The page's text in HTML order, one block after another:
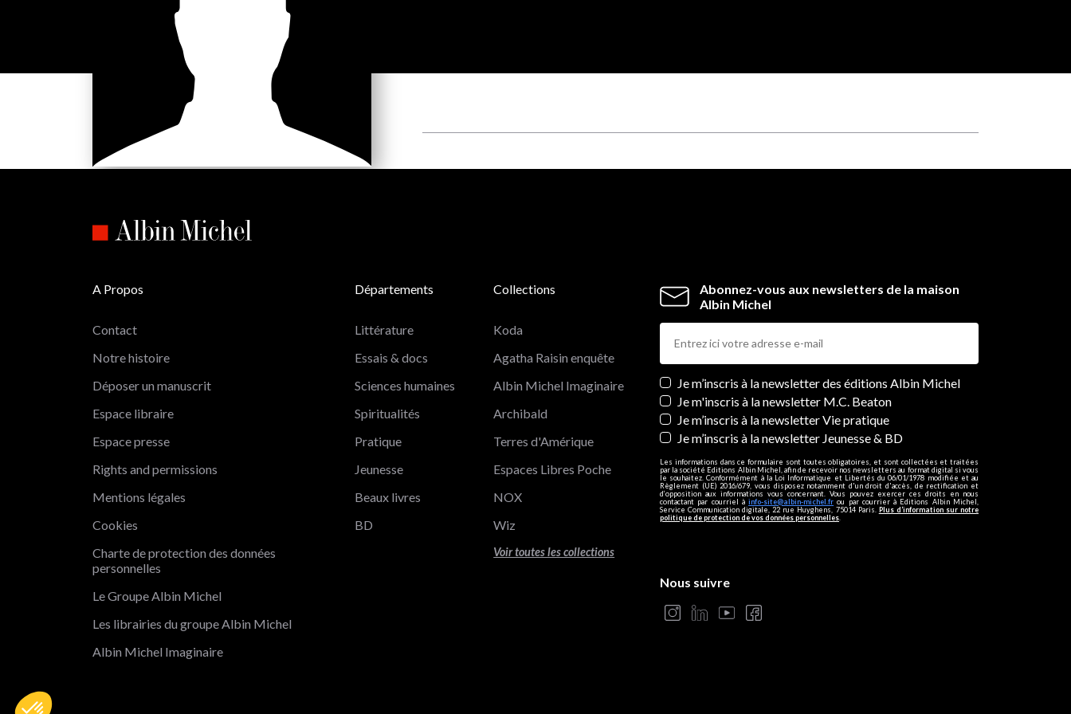
Abonnez-vous aux newsletters de la maison
Albin Michel
Newsletters
Je m’inscris à la newsletter des éditions Albin Michel
Je m'inscris à la newsletter M.C. Beaton
Je m’inscris à la newsletter Vie pratique
Je m’inscris à la newsletter Jeunesse & BD
Les informations dans ce formulaire sont toutes obligatoires, et sont collectées et traitées
par la société Editions Albin Michel, afin de recevoir nos newsletters au format digital si vous
le souhaitez. Conformément à la Loi Informatique et Libertés du 06/01/1978 modifiée et au
Règlement (UE) 2016/679, vous disposez notamment d'un droit d'accès, de rectification et
d’opposition aux informations vous concernant. Vous pouvez exercer ces droits en nous
contactant par courriel àinfo-site@albin-michel.fr ou par courrier à Editions Albin Michel,
Service Communication digitale, 22 rue Huyghens, 75014 Paris. Plus d’information sur notre
politique de protection de vos données personnelles
A Propos
Contact
Notre histoire
Déposer un manuscrit
Espace libraire
Espace presse
Rights and permissions
Mentions légales
Cookies
Charte de protection des données
personnelles
Le Groupe Albin Michel
Les librairies du groupe Albin Michel
Albin Michel Imaginaire
Départements
Littérature
Essais & docs
Sciences humaines
Spiritualités
Pratique
Jeunesse
Beaux livres
BD
Collections
Koda
Agatha Raisin enquête
Albin Michel Imaginaire
Archibald
Terres d'Amérique
Espaces Libres Poche
NOX
Wiz
Voir toutes les collections
Nous suivre